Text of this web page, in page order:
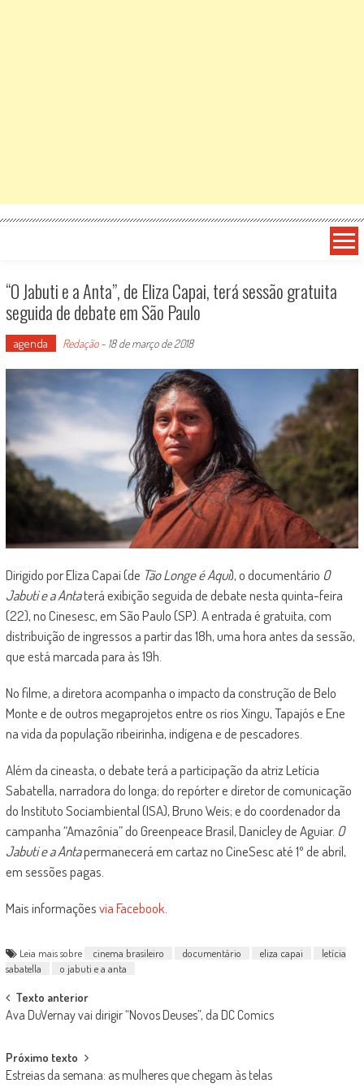
“O Jabuti e a Anta”, de Eliza Capai, terá sessão gratuita
seguida de debate em São Paulo
agenda Redação- 18 de março de 2018
Dirigido por Eliza Capai (de Tão Longe é Aqui), o documentário O
Jabuti e a Antaterá exibição seguida de debate nesta quinta-feira
(22), no Cinesesc, em São Paulo (SP). A entrada é gratuita, com
distribuição de ingressos a partir das 18h, uma hora antes da sessão,
que está marcada para às 19h.
No filme, a diretora acompanha o impacto da construção de Belo
Monte e de outros megaprojetos entre os rios Xingu, Tapajós e Ene
na vida da população ribeirinha, indígena e de pescadores.
Além da cineasta, o debate terá a participação da atriz Letícia
Sabatella, narradora do longa; do repórter e diretor de comunicação
do Instituto Sociambiental (ISA), Bruno Weis; e do coordenador da
campanha “Amazônia” do Greenpeace Brasil, Danicley de Aguiar. O
Jabuti e a Antapermanecerá em cartaz no CineSesc até 1º de abril,
em sessões pagas.
Mais informaçõesvia Facebook
Leia mais sobre cinema brasileiro documentário eliza capai
letícia
sabatella
o jabuti e a anta
Post
navigation
Texto anterior
Ava DuVernay vai dirigir “Novos Deuses”, da DC Comics
Próximo texto
Estreias da semana: as mulheres que chegam às telas